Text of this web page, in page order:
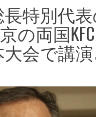
特別代
の両国
会で講